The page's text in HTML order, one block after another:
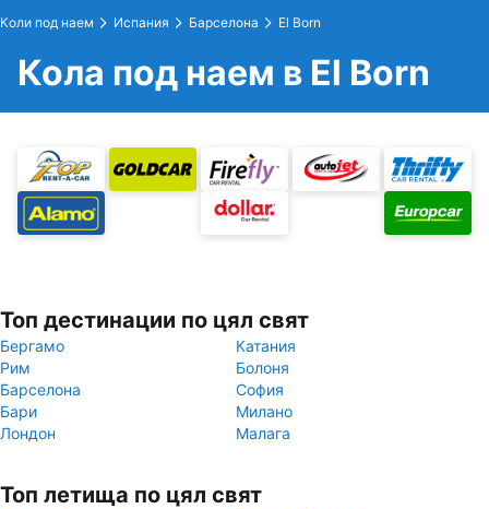
Коли под наем Испания Барселона El Born
Кола под наем в El Born
Топ дестинации по цял свят
Бергамо
Катания
Рим
Болоня
Барселона
София
Бари
Милано
Лондон
Малага
Топ летища по цял свят